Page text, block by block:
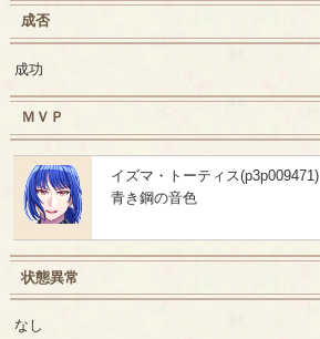
成否
成功
ＭＶＰ
イズマ・トーティス(p3p009471)
青き鋼の音色
状態異常
なし